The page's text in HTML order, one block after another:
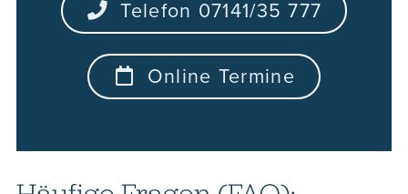
Telefon 07141/35 777
Online Termine